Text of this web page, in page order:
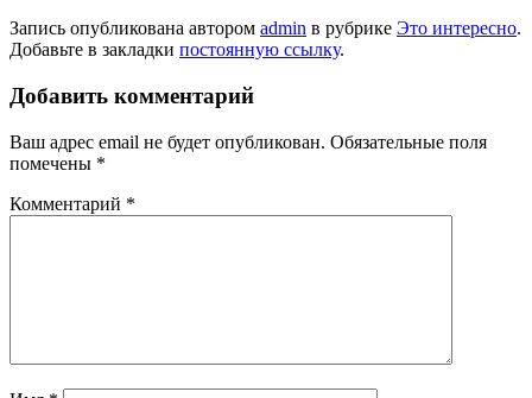
Запись опубликована автором admin в рубрике Это интересно.
Добавьте в закладки постоянную ссылку.
Добавить комментарий
Ваш адрес email не будет опубликован. Обязательные поля
помечены *
Комментарий *